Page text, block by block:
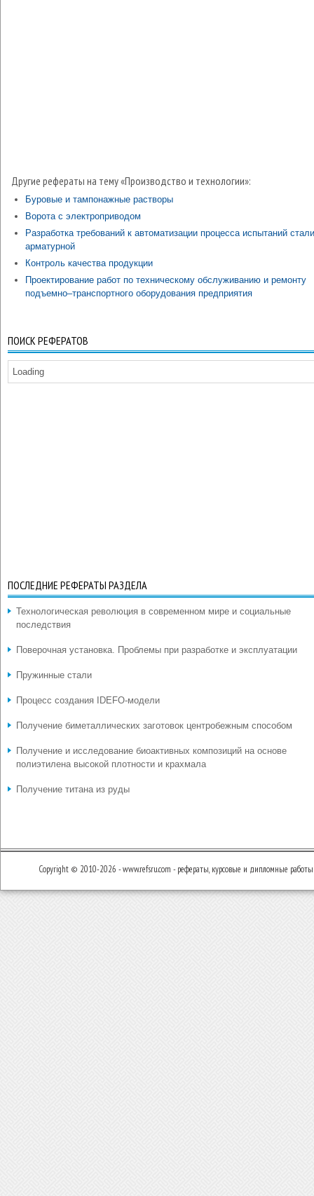
Другие рефераты на тему «Производство и технологии»:
Буровые и тампонажные растворы
Ворота с электроприводом
Разработка требований к автоматизации процесса испытаний стали
арматурной
Контроль качества продукции
Проектирование работ по техническому обслуживанию и ремонту
подъемно–транспортного оборудования предприятия
ПОИСК РЕФЕРАТОВ
Loading
ПОСЛЕДНИЕ РЕФЕРАТЫ РАЗДЕЛА
Технологическая революция в современном мире и социальные
последствия
Поверочная установка. Проблемы при разработке и эксплуатации
Пружинные стали
Процесс создания IDEFO-модели
Получение биметаллических заготовок центробежным способом
Получение и исследование биоактивных композиций на основе
полиэтилена высокой плотности и крахмала
Получение титана из руды
Copyright © 2010-2026 - www.refsru.com - рефераты, курсовые и дипломные работы